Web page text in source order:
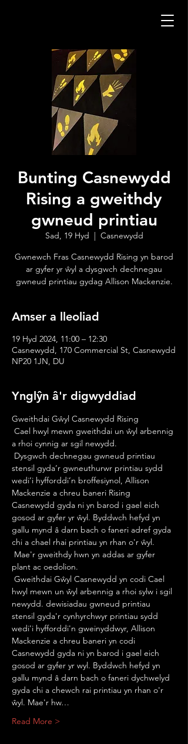
Bunting Casnewydd
Rising a gweithdy
gwneud printiau
Sad, 19 Hyd
  |
Casnewydd
Gwnewch Fras Casnewydd Rising yn barod
ar gyfer yr ŵyl a dysgwch dechnegau
gwneud printiau gydag Allison Mackenzie.
Amser a lleoliad
19 Hyd 2024, 11:00 – 12:30
Casnewydd, 170 Commercial St, Casnewydd
NP20 1JN, DU
Ynglŷn â'r digwyddiad
Gweithdai Gŵyl Casnewydd Rising
a rhoi cynnig ar sgil newydd.
stensil gyda’r gwneuthurwr printiau sydd
wedi’i hyfforddi’n broffesiynol, Allison
Mackenzie a chreu baneri Rising
Casnewydd gyda ni yn barod i gael eich
gosod ar gyfer yr ŵyl. Byddwch hefyd yn
gallu mynd â darn bach o faneri adref gyda
chi a chael rhai printiau yn rhan o'r ŵyl.
plant ac oedolion.
hwyl mewn un ŵyl arbennig a rhoi sylw i sgil
newydd. dewisiadau gwneud printiau
stensil gyda'r cynhyrchwyr printiau sydd
wedi'i hyfforddi'n gweinyddwyr, Allison
Mackenzie a chreu baneri yn codi
Casnewydd gyda ni yn barod i gael eich
gosod ar gyfer yr wyl. Byddwch hefyd yn
gallu mynd â darn bach o faneri dychwelyd
gyda chi a chewch rai printiau yn rhan o'r
ŵyl. Mae'r hw…
Read More >